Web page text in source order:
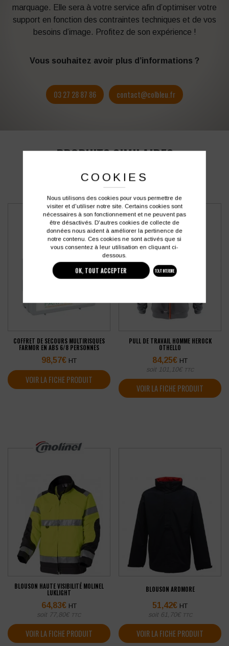
marquage. Elle sera à votre service afin d’optimiser votre
support en fonction des contraintes techniques et de vos
besoins d’image. Profitez de son expérience !
Vous souhaitez avoir plus d’informations ?
03 27 28 87 86 contact@colbleu.fr
PRODUITS SIMILAIRES
COFFRET DE SECOURS MULTIRISQUES
FARMOR EN ABS 6/8 PERSONNES
98,57€ HT
VOIR LA FICHE PRODUIT
PULL DE TRAVAIL HOMME HEROCK
OTHELLO
84,25€ HT
soit 101,10€ TTC
VOIR LA FICHE PRODUIT
BLOUSON HAUTE VISIBILITÉ MOLINEL
LUKLIGHT
64,83€ HT
soit 77,80€ TTC
VOIR LA FICHE PRODUIT
BLOUSON ARDMORE
51,42€ HT
soit 61,70€ TTC
VOIR LA FICHE PRODUIT
COOKIES
Nous utilisons des cookies pour vous permettre de
visiter et d'utiliser notre site. Certains cookies sont
nécessaires à son fonctionnement et ne peuvent pas
être désactivés. D'autres cookies de collecte de
données nous aident à améliorer la pertinence de
notre contenu. Ces cookies ne sont activés que si
vous consentez à leur utilisation en cliquant ci-
dessous.
OK, TOUT ACCEPTER TOUT INTERDIRE